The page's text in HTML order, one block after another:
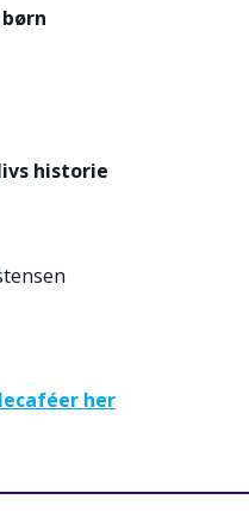
historie
her